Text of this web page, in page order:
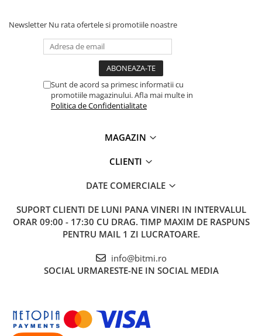
Newsletter Nu rata ofertele si promotiile noastre
Sunt de acord sa primesc informatii cu
promotiile magazinului. Afla mai multe in
Politica de Confidentialitate
MAGAZIN
CLIENTI
DATE COMERCIALE
SUPORT CLIENTI DE LUNI PANA VINERI IN INTERVALUL
ORAR 09:00 - 17:30 CU DRAG. TIMP MAXIM DE RASPUNS
PENTRU MAIL 1 ZI LUCRATOARE.
info@bitmi.ro
SOCIAL URMARESTE-NE IN SOCIAL MEDIA